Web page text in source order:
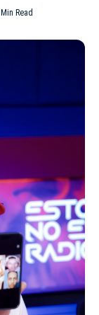
Read